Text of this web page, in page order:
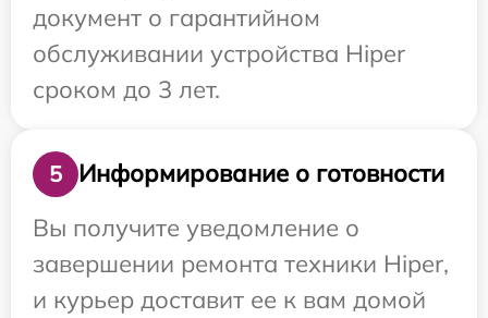
документ о гарантийном
обслуживании устройства Hiper
сроком до 3 лет.
5
Информирование о готовности
Вы получите уведомление о
завершении ремонта техники Hiper,
и курьер доставит ее к вам домой